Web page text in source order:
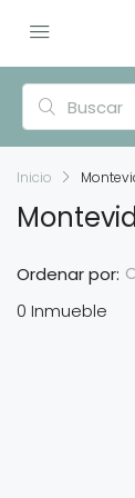
Inicio
0 Inmueble
Ordenar por: